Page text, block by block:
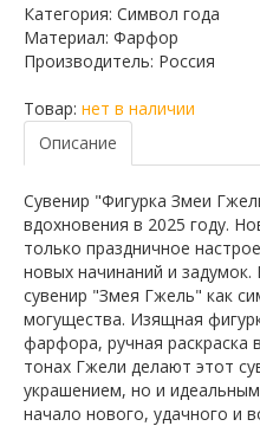
Категория: Символ года
Материал: Фарфор
Производитель: Россия
Товар: нет в наличии
Описание
Сувенир "Фигурка Змеи
вдохновения в 2025 году.
только праздничное
новых начинаний и
сувенир "Змея Гжель" как
могущества. Изящная
фарфора, ручная раскраска
тонах Гжели делают этот
украшением, но и
начало нового, удачного и